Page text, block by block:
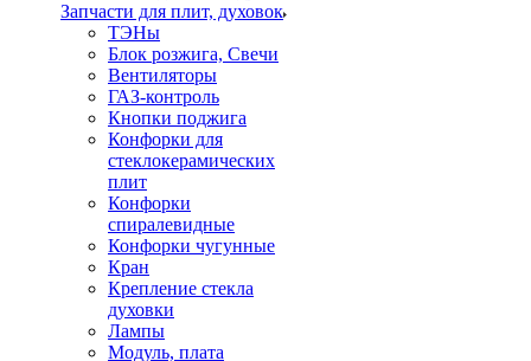
Запчасти для плит, духовок
ТЭНы
Блок розжига, Свечи
Вентиляторы
ГАЗ-контроль
Кнопки поджига
Конфорки для
стеклокерамических
плит
Конфорки
спиралевидные
Конфорки чугунные
Кран
Крепление стекла
духовки
Лампы
Модуль, плата